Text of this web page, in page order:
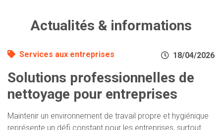
Actualités & informations
Services aux entreprises 18/04/2026
Solutions professionnelles de
nettoyage pour entreprises
Maintenir un environnement de travail propre et hygiénique
représente un défi constant pour les entreprises, surtout